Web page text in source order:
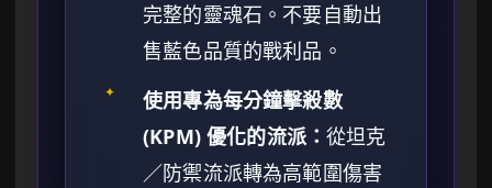
完整的靈魂石。不要自動出
售藍色品質的戰利品。
✦
使用專為每分鐘擊殺數
(KPM) 優化的流派：從坦克
／防禦流派轉為高範圍傷害